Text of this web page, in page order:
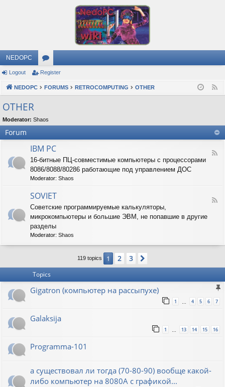
NEDOPC
or
u
s
Logout Register
NEDOPC FORUMS RETROCOMPUTING OTHER
OTHER
Moderator: Shaos
Forum
F
B
IBM PC
16-битные ПЦ-совместимые компьютеры с процессорами
8086/8088/80286 работающие под управлением ДОС
Moderator: Shaos
F
SOVIET
Советские программируемые калькуляторы,
микрокомпьютеры и большие ЭВМ, не попавшие в другие
разделы
Moderator: Shaos
119 topics 1 2 3
Topics
Gigatron (компьютер на рассыпухе)
1 … 4 5 6 7
Galaksija
1 … 13 14 15 16
Programma-101
а существовал ли тогда (70-80-90) вообще какой-
либо компьютер на 8080А с графикой...